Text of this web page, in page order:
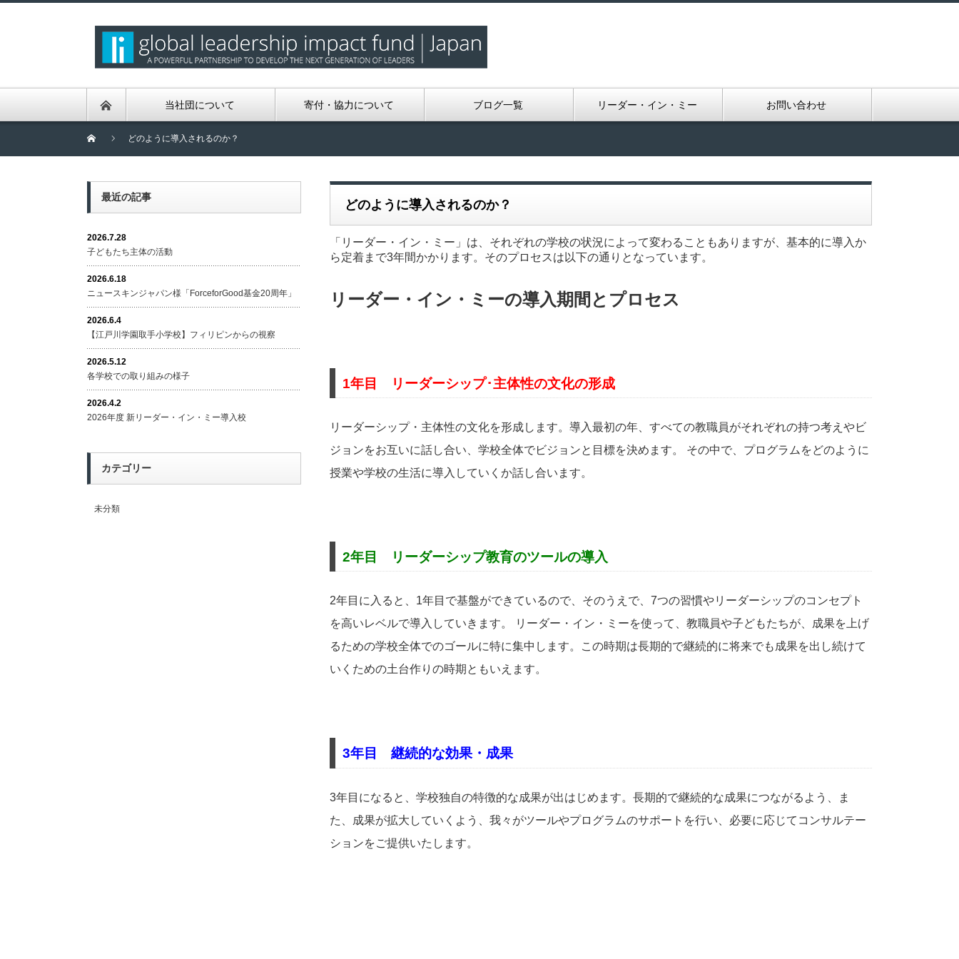
当社団について 寄付・協力について ブログ一覧 リーダー・イン・ミー お問い合わせ
どのように導入されるのか？
どのように導入されるのか？
「リーダー・イン・ミー」は、それぞれの学校の状況によって変わることもありますが、基本的に導入か
ら定着まで3年間かかります。そのプロセスは以下の通りとなっています。
リーダー・イン・ミーの導入期間とプロセス
1年目 リーダーシップ･主体性の文化の形成
リーダーシップ・主体性の文化を形成します。導入最初の年、すべての教職員がそれぞれの持つ考えやビ
ジョンをお互いに話し合い、学校全体でビジョンと目標を決めます。 その中で、プログラムをどのように
授業や学校の生活に導入していくか話し合います。
2年目 リーダーシップ教育のツールの導入
2年目に入ると、1年目で基盤ができているので、そのうえで、7つの習慣やリーダーシップのコンセプト
を高いレベルで導入していきます。 リーダー・イン・ミーを使って、教職員や子どもたちが、成果を上げ
るための学校全体でのゴールに特に集中します。この時期は長期的で継続的に将来でも成果を出し続けて
いくための土台作りの時期ともいえます。
3年目 継続的な効果・成果
3年目になると、学校独自の特徴的な成果が出はじめます。長期的で継続的な成果につながるよう、ま
た、成果が拡大していくよう、我々がツールやプログラムのサポートを行い、必要に応じてコンサルテー
ションをご提供いたします。
最近の記事
2026.7.28
子どもたち主体の活動
2026.6.18
ニュースキンジャパン様「ForceforGood基金20周年」
2026.6.4
【江戸川学園取手小学校】フィリピンからの視察
2026.5.12
各学校での取り組みの様子
2026.4.2
2026年度 新リーダー・イン・ミー導入校
カテゴリー
未分類